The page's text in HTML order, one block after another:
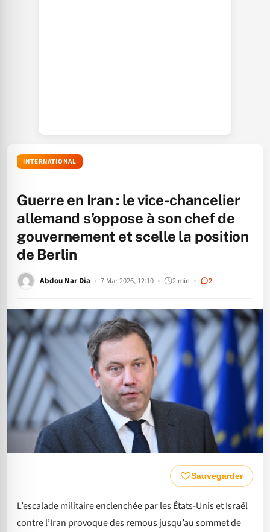
INTERNATIONAL
Guerre en Iran : le vice-chancelier
allemand s’oppose à son chef de
gouvernement et scelle la position
de Berlin
Abdou Nar Dia 7 Mar 2026, 12:10 2 min 2
Sauvegarder
L’escalade militaire enclenchée par les États-Unis et Israël
contre l’Iran provoque des remous jusqu’au sommet de